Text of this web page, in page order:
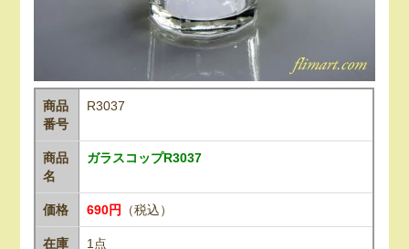
商品
番号
R3037
商品
名
ガラスコップR3037
価格 690円 （税込）
在庫
1点